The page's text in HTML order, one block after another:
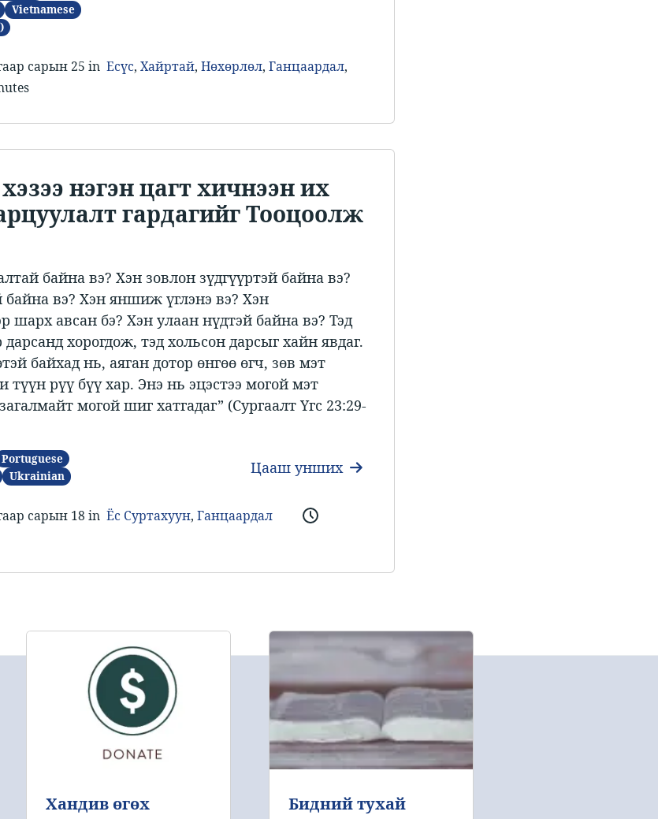
Vietnamese
сарын 25 in Есүс, Хайртай, Нөхөрлөл, Ганцаардал,
нэгэн цагт хичнээн их
гардагийг Тооцоолж
байна вэ? Хэн зовлон зүдгүүртэй байна вэ?
байна вэ? Хэн яншиж үглэнэ вэ? Хэн
шарх авсан бэ? Хэн улаан нүдтэй байна вэ? Тэд
дарсанд хорогдож, тэд хольсон дарсыг хайн явдаг.
байхад нь, аяган дотор өнгөө өгч, зөв мэт
түүн рүү бүү хар. Энэ нь эцэстээ могой мэт
могой шиг хатгадаг”​ (​Сургаалт Үгс 23:29-
Portuguese
Ukrainian Цааш унших
сарын 18 in Ёс Суртахуун, Ганцаардал
Хандив өгөх Бидний тухай